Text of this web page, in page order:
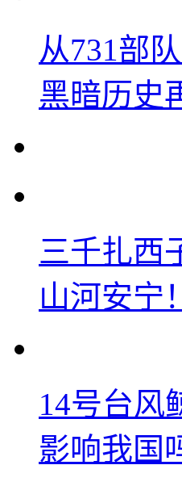
从731部
黑暗历史
三千扎西
山河安宁！
14号台风
影响我国